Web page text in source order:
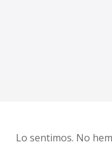
Lo sentimos. No